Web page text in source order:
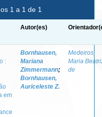
1 a 1 de 1
Autor(es)
:
em
Bornhausen,
Mariana
Zimmermann;
Bornhausen,
Auriceleste Z.
Medeiros,
Maria
de